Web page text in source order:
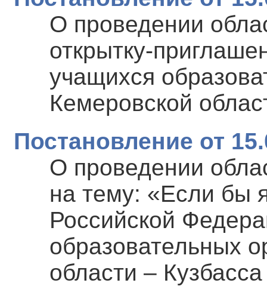
О проведении
открытку-
учащихся
Кемеровской
Постановление от
О проведении
на тему: «Если бы
Российской
образовательных
области – Кузбасса